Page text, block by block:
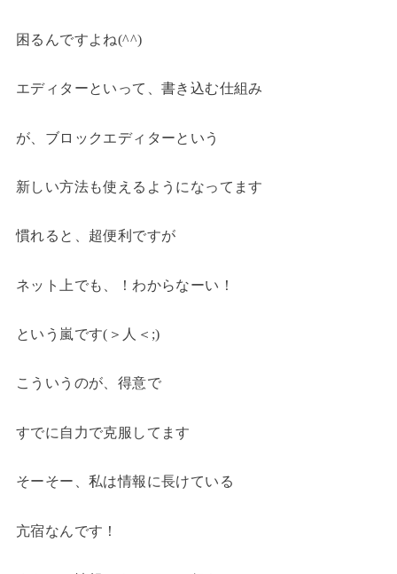
困るんですよね(^^)
エディターといって、書き込む仕組み
が、ブロックエディターという
新しい方法も使えるようになってます
慣れると、超便利ですが
ネット上でも、！わからなーい！
という嵐です(＞人＜;)
こういうのが、得意で
すでに自力で克服してます
そーそー、私は情報に長けている
亢宿なんです！